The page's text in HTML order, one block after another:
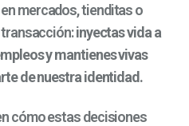
mercados, tienditas o
inyectas vida a
y mantienes vivas
de nuestra identidad.
cómo estas decisiones